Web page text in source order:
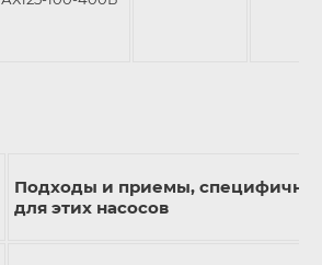
Подходы и приемы,
для этих насосов